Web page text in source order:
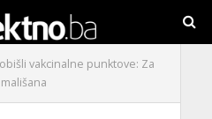
vakcinalne punktove: Za